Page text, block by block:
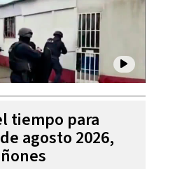
tiempo para
agosto 2026,